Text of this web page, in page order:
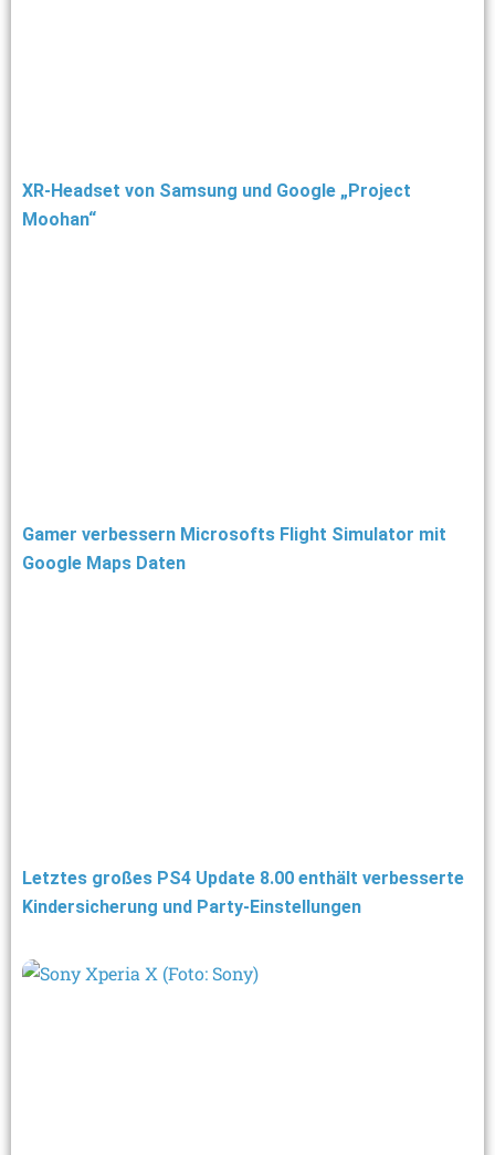
XR-Headset von Samsung und Google „Project
Moohan“
Gamer verbessern Microsofts Flight Simulator mit
Google Maps Daten
Letztes großes PS4 Update 8.00 enthält verbesserte
Kindersicherung und Party-Einstellungen